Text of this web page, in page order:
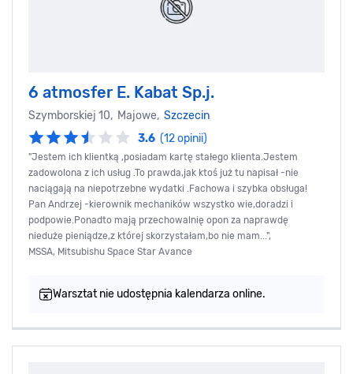
6 atmosfer E. Kabat Sp.j.
Szymborskiej 10, Majowe, Szczecin
3.6 (12 opinii)
"Jestem ich klientką ,posiadam kartę stałego klienta.Jestem
zadowolona z ich usług .To prawda,jak ktoś już tu napisał -nie
naciągają na niepotrzebne wydatki .Fachowa i szybka obsługa!
Pan Andrzej -kierownik mechaników wszystko wie,doradzi i
podpowie.Ponadto mają przechowalnię opon za naprawdę
nieduże pieniądze,z której skorzystałam,bo nie mam...",
MSSA, Mitsubishu Space Star Avance
Warsztat nie udostępnia kalendarza online.